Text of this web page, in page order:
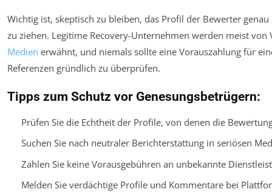
Wichtig ist, skeptisch zu bleiben, das Profil der Bewerter
zu ziehen. Legitime Recovery-Unternehmen werden meist
Medien erwähnt, und niemals sollte eine Vorauszahlung für
Referenzen gründlich zu überprüfen.
Tipps zum Schutz vor Genesungsbetrügern:
Prüfen Sie die Echtheit der Profile, von denen die
Suchen Sie nach neutraler Berichterstattung in seriösen
Zahlen Sie keine Vorausgebühren an unbekannte
Melden Sie verdächtige Profile und Kommentare bei